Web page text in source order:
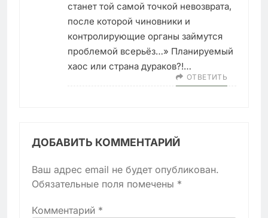
станет той самой точкой невозврата,
после которой чиновники и
контролирующие органы займутся
проблемой всерьёз…» Планируемый
хаос или страна дураков?!…
ОТВЕТИТЬ
ДОБАВИТЬ КОММЕНТАРИЙ
Ваш адрес email не будет опубликован.
Обязательные поля помечены *
Комментарий *